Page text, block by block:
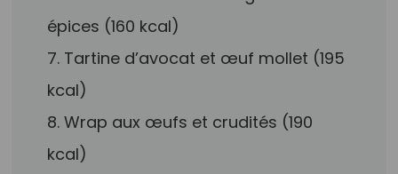
épices (160 kcal)
7. Tartine d’avocat et œuf mollet (195
kcal)
8. Wrap aux œufs et crudités (190
kcal)